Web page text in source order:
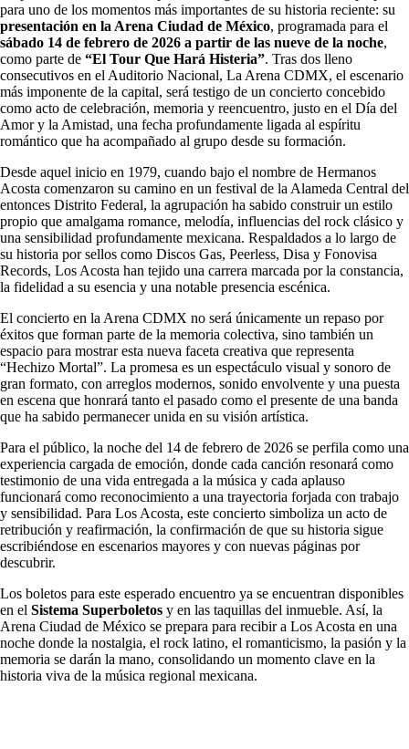
para uno de los momentos más importantes de su historia reciente: su
presentación en la Arena Ciudad de México, programada para el
sábado 14 de febrero de 2026 a partir de las nueve de la noche,
como parte de “El Tour Que Hará Histeria”. Tras dos lleno
consecutivos en el Auditorio Nacional, La Arena CDMX, el escenario
más imponente de la capital, será testigo de un concierto concebido
como acto de celebración, memoria y reencuentro, justo en el Día del
Amor y la Amistad, una fecha profundamente ligada al espíritu
romántico que ha acompañado al grupo desde su formación.
Desde aquel inicio en 1979, cuando bajo el nombre de Hermanos
Acosta comenzaron su camino en un festival de la Alameda Central del
entonces Distrito Federal, la agrupación ha sabido construir un estilo
propio que amalgama romance, melodía, influencias del rock clásico y
una sensibilidad profundamente mexicana. Respaldados a lo largo de
su historia por sellos como Discos Gas, Peerless, Disa y Fonovisa
Records, Los Acosta han tejido una carrera marcada por la constancia,
la fidelidad a su esencia y una notable presencia escénica.
El concierto en la Arena CDMX no será únicamente un repaso por
éxitos que forman parte de la memoria colectiva, sino también un
espacio para mostrar esta nueva faceta creativa que representa
“Hechizo Mortal”. La promesa es un espectáculo visual y sonoro de
gran formato, con arreglos modernos, sonido envolvente y una puesta
en escena que honrará tanto el pasado como el presente de una banda
que ha sabido permanecer unida en su visión artística.
Para el público, la noche del 14 de febrero de 2026 se perfila como una
experiencia cargada de emoción, donde cada canción resonará como
testimonio de una vida entregada a la música y cada aplauso
funcionará como reconocimiento a una trayectoria forjada con trabajo
y sensibilidad. Para Los Acosta, este concierto simboliza un acto de
retribución y reafirmación, la confirmación de que su historia sigue
escribiéndose en escenarios mayores y con nuevas páginas por
descubrir.
Los boletos para este esperado encuentro ya se encuentran disponibles
en el Sistema Superboletos y en las taquillas del inmueble. Así, la
Arena Ciudad de México se prepara para recibir a Los Acosta en una
noche donde la nostalgia, el rock latino, el romanticismo, la pasión y la
memoria se darán la mano, consolidando un momento clave en la
historia viva de la música regional mexicana.